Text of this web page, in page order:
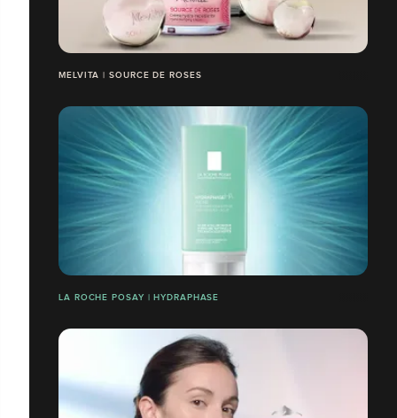
MELVITA | SOURCE DE ROSES
LA ROCHE POSAY | HYDRAPHASE